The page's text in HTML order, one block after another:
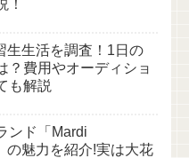
！
生生活を調査！1日の
？費用やオーディショ
も解説
ンド「Mardi
の魅力を紹介!実は大花